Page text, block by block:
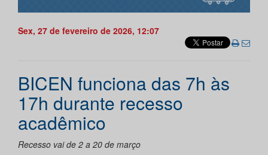
Sex, 27 de fevereiro de 2026, 12:07
BICEN funciona das 7h às
17h durante recesso
acadêmico
Recesso vai de 2 a 20 de março